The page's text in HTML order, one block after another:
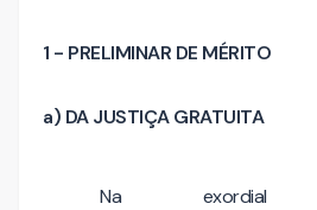
1 - PRELIMINAR DE MÉRITO
a) DA JUSTIÇA GRATUITA
Na